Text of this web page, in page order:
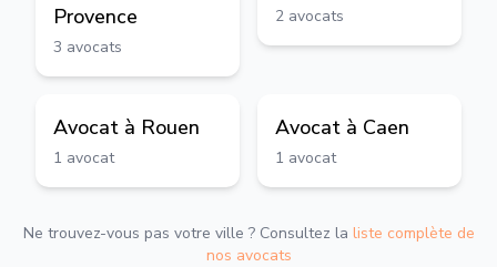
Provence
3 avocats
2 avocats
Avocat à Rouen
1 avocat
Avocat à Caen
1 avocat
Ne trouvez-vous pas votre ville ? Consultez la liste complète de
nos avocats